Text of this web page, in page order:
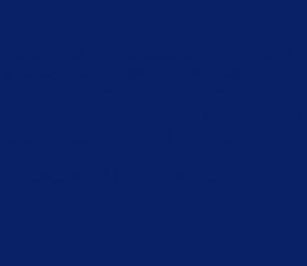
paint kalkmaling, køber du dansk.
fås i et vælg af smukke,
både neutrale grå, og dybe, smukke
Det har gjort Jeanne d’Arc Vintage
overalt i Danmark.
Jeanne d’Arc Vintage paint